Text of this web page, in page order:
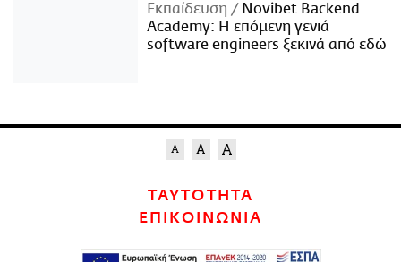
Εκπαίδευση
Novibet Backend
Academy: Η επόμενη γενιά
software engineers ξεκινά από εδώ
ΤΑΥΤΟΤΗΤΑ
ΕΠΙΚΟΙΝΩΝΙΑ